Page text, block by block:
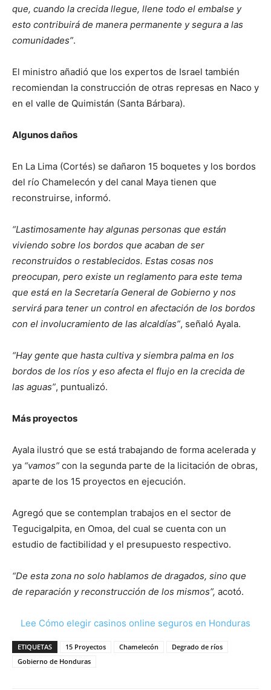
que, cuando la crecida llegue, llene todo el embalse y
esto contribuirá de manera permanente y segura a las
comunidades”.
El ministro añadió que los expertos de Israel también
recomiendan la construcción de otras represas en Naco y
en el valle de Quimistán (Santa Bárbara).
Algunos daños
En La Lima (Cortés) se dañaron 15 boquetes y los bordos
del río Chamelecón y del canal Maya tienen que
reconstruirse, informó.
“Lastimosamente hay algunas personas que están
viviendo sobre los bordos que acaban de ser
reconstruidos o restablecidos. Estas cosas nos
preocupan, pero existe un reglamento para este tema
que está en la Secretaría General de Gobierno y nos
servirá para tener un control en afectación de los bordos
con el involucramiento de las alcaldías”, señaló Ayala.
“Hay gente que hasta cultiva y siembra palma en los
bordos de los ríos y eso afecta el flujo en la crecida de
las aguas”, puntualizó.
Más proyectos
Ayala ilustró que se está trabajando de forma acelerada y
ya “vamos” con la segunda parte de la licitación de obras,
aparte de los 15 proyectos en ejecución.
Agregó que se contemplan trabajos en el sector de
Tegucigalpita, en Omoa, del cual se cuenta con un
estudio de factibilidad y el presupuesto respectivo.
“De esta zona no solo hablamos de dragados, sino que
de reparación y reconstrucción de los mismos”, acotó.
Lee Cómo elegir casinos online seguros en Honduras
ETIQUETAS 15 Proyectos Chamelecón
Degrado de ríos
Gobierno de Honduras